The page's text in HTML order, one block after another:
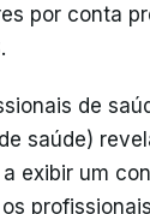
por conta
de
saúde)
exibir um